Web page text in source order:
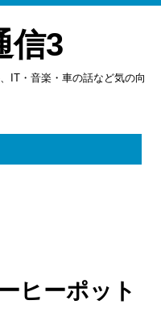
信3
IT・音楽・車の話など気の向
ヒーポット